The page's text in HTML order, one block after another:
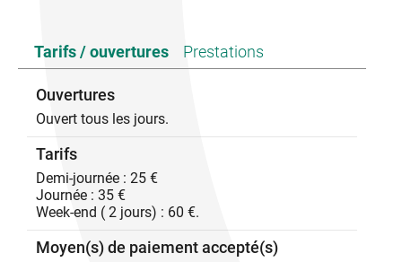
Différentes tailles disponibles. Nous fournissons :
Casque et antivol.
Depuis 2024 : Nous avons pensez aux familles avec
tout petit à partir de 1 an à 5 ans (jusqu'à 40 kg),
nous proposons une remorque pour qu'ils puissent
partager cette activité avec vous et découvrir les
paysages incroyables de notre secteur.
Vos ados de 8 - 12 ans ne seront pas en reste, car
des vélos adaptés sont à disposition.
Tarifs / ouvertures Prestations
Ouvertures
Ouvert tous les jours.
Tarifs
Demi-journée : 25 €
Journée : 35 €
Week-end ( 2 jours) : 60 €.
Moyen(s) de paiement accepté(s)